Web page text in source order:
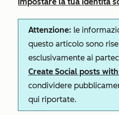
Attenzione: le
questo articolo sono
esclusivamente ai
Create Social posts
condividere
qui riportate.